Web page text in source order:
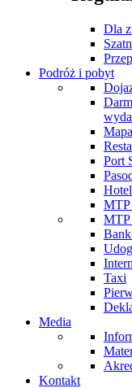
Dla
Podróż i pobyt
Port
MTP
MTP
Taxi
Media
Kontakt